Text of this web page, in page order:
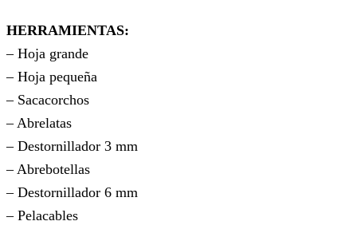
HERRAMIENTAS:
– Hoja grande
– Hoja pequeña
– Sacacorchos
– Abrelatas
– Destornillador 3 mm
– Abrebotellas
– Destornillador 6 mm
– Pelacables